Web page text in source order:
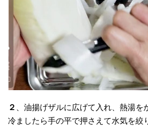
２
、油揚げザルに広げて入れ、熱湯を
冷ましたら手の平で押さえて水気を絞